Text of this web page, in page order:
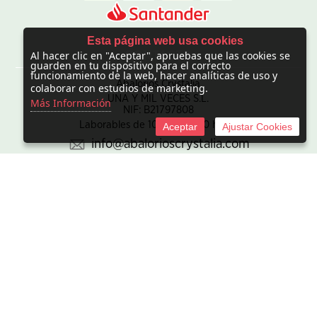
CONTACTO
Abalorios Crystalia
UNA Y MIL VECES S.L.
NIF: B21797808
Laborables de 10:00 - 20:00 horas
info@abalorioscrystalia.com
Esta página web usa cookies
Al hacer clic en "Aceptar", apruebas que las cookies se
guarden en tu dispositivo para el correcto
funcionamiento de la web, hacer analíticas de uso y
colaborar con estudios de marketing.
Más Información
Aceptar Ajustar Cookies